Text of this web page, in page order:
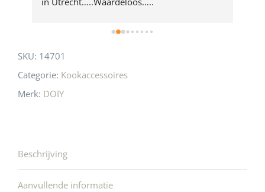
SKU: 14701
Categorie: Kookaccessoires
Merk: DOIY
Beschrijving
Aanvullende informatie